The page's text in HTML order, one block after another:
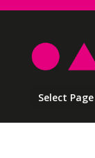
Select Page